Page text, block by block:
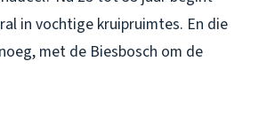
in vochtige kruipruimtes. En die
met de Biesbosch om de